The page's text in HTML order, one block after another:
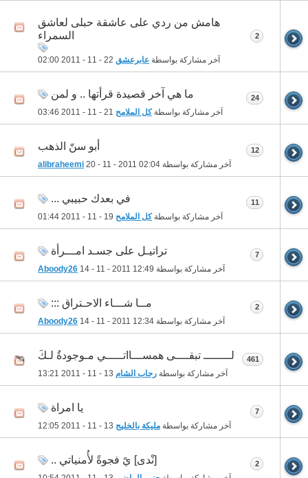
هامش من ردي على عاشقة حبلى لعاشق
السمراء
آخر مشاركة بواسطة عابرعشق 02:00
2
ما هي آخر قصيدة قرأتها .. و لمن
آخر مشاركة بواسطةكل الملامح 03:46
24
أبو سنّ الذهب
آخر مشاركة بواسطة alibraheemi 20 - 11 - 2011 02:04
12
في بعدك حبيبي ...
آخر مشاركة بواسطةكل الملامح 01:44
11
تراتيـل على جسـد امـــرأة
آخر مشاركة بواسطة Aboody26 14 - 11 - 2011 12:49
7
مــا شـــاء الاحـتراق :::
آخر مشاركة بواسطة Aboody26 14 - 11 - 2011 12:34
2
لــــــــ تبقــــى همســـااتـــــي مـوجودةٌ لـكَ
آخر مشاركة بواسطة رحاب الشام 13:21
461
يا امراة
آخر مشاركة بواسطة مليكة بالخليج 12:05
7
[نْدى] يً فجوةً لأُمنياتي .. 2